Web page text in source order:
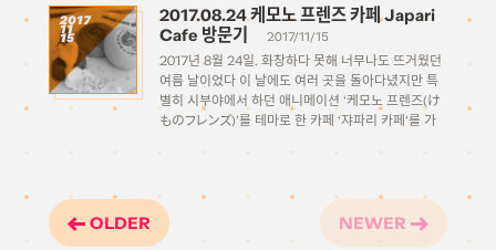
남는 축제의 장이다. 애니송계의 최정상급 아티스트들
을 […]
2017
11
15
2017.08.24 케모노 프렌즈 카페 Japari
Cafe 방문기
2017/11/15
2017년 8월 24일. 화창하다 못해 너무나도 뜨거웠던
여름 날이었다 이 날에도 여러 곳을 돌아다녔지만 특
별히 시부야에서 하던 애니메이션 ‘케모노 프렌즈(け
ものフレンズ)’를 테마로 한 카페 ‘쟈파리 카페‘를 가
OLDER NEWER